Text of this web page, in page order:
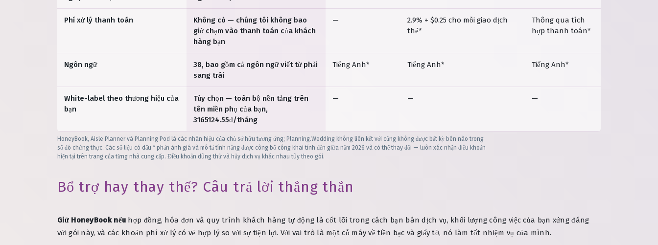
Phí xử lý thanh toán
Không có — chúng tôi không bao
giờ chạm vào thanh toán của khách
hàng bạn
—
2.9% + $0.25 cho mỗi giao dịch
thẻ*
Thông qua tích
hợp thanh toán*
Ngôn ngữ
38, bao gồm cả ngôn ngữ viết từ phải
sang trái
Tiếng Anh* Tiếng Anh* Tiếng Anh*
White-label theo thương hiệu của
bạn
Tùy chọn — toàn bộ nền tảng trên
tên miền phụ của bạn,
3165124.55₫/tháng
— — —
HoneyBook, Aisle Planner và Planning Pod là các nhãn hiệu của chủ sở hữu tương ứng; Planning.Wedding không liên kết với cũng không được bất kỳ bên nào trong
số đó chứng thực. Các số liệu có dấu * phản ánh giá và mô tả tính năng được công bố công khai tính đến giữa năm 2026 và có thể thay đổi — luôn xác nhận điều khoản
hiện tại trên trang của từng nhà cung cấp. Điều khoản dùng thử và hủy dịch vụ khác nhau tùy theo gói.
Bổ trợ hay thay thế? Câu trả lời thẳng thắn
Giữ HoneyBook nếu hợp đồng, hóa đơn và quy trình khách hàng tự động là cốt lõi trong cách bạn bán dịch vụ, khối lượng công việc của bạn xứng đáng
với gói này, và các khoản phí xử lý có vẻ hợp lý so với sự tiện lợi. Với vai trò là một cỗ máy về tiền bạc và giấy tờ, nó làm tốt nhiệm vụ của mình.